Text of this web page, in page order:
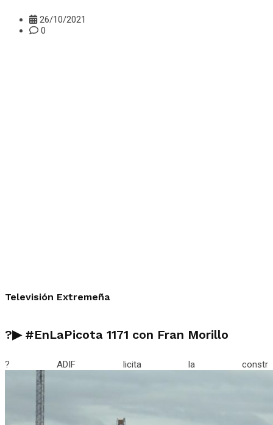
26/10/2021
0
Televisión Extremeña
?▶ #EnLaPicota 1171 con Fran Morillo
? ADIF licita la constr